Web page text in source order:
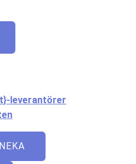
leverantörer
NEKA